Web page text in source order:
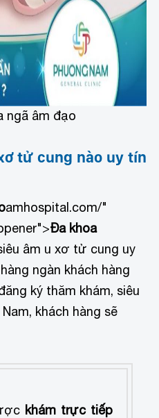
ngã âm đạo
tử cung nào uy tín
amhospital.com/"
Đa khoa
âm u xơ tử cung uy
ngàn khách hàng
ký thăm khám, siêu
khách hàng sẽ
khám trực tiếp